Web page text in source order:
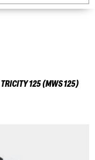
TRICITY 125 (MWS 125)